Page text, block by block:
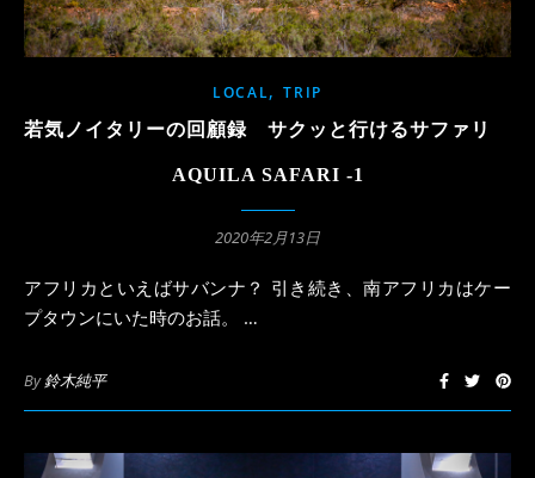
LOCAL,TRIP
若気ノイタリーの回顧録 サクッと行けるサファリ
AQUILA SAFARI -1
2020年2月13日
アフリカといえばサバンナ？ 引き続き、南アフリカはケー
プタウンにいた時のお話。 …
By鈴木純平